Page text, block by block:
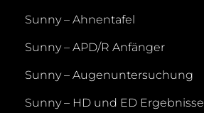
Sunny – Ahnentafel
Sunny – APD/R Anfänger
Sunny – Augenuntersuchung
Sunny – HD und ED Ergebnisse